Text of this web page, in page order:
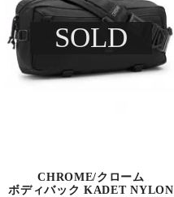
SOLD
CHROME/クローム
ボディバック KADET NYLON